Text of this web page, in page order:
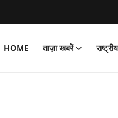
HOME ताज़ा खबरें राष्ट्रीय